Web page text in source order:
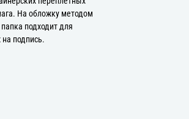
На обложку методом
подходит для
подпись.